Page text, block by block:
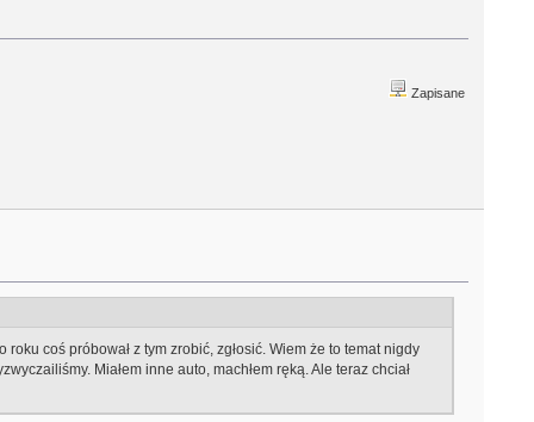
Zapisane
coś próbował z tym zrobić, zgłosić. Wiem że to temat nigdy
Miałem inne auto, machłem ręką. Ale teraz chciał